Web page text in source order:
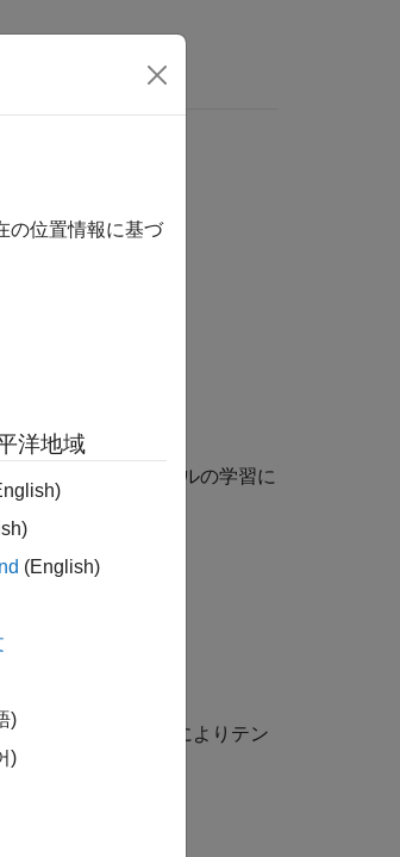
) マルチクラス モデルの学習に
ます。
た追加オプションによりテン
の位置情報に基づ
洋地域
(English)
)
)